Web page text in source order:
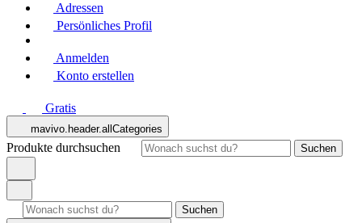
Adressen
Persönliches Profil
Anmelden
Konto erstellen
Gratis
mavivo.header.allCategories
Produkte durchsuchen Suchen
Suchen